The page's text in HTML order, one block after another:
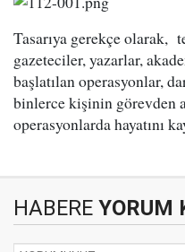
​Tasarıya gerekçe olarak,
gazeteciler, yazarlar,
başlatılan operasyonlar,
binlerce kişinin görevden
operasyonlarda hayatını
HABERE YORUM